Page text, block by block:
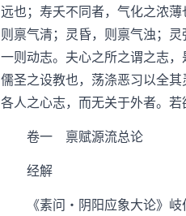
远也；寿夭不同者，气化之浓
则禀气清；灵昏，则禀气浊；
一则动志。夫心之所之谓之志
儒圣之设教也，荡涤恶习以全
各人之心志，而无关于外者。
卷一 禀赋源流总论
经解
《素问·阴阳应象大论》岐伯